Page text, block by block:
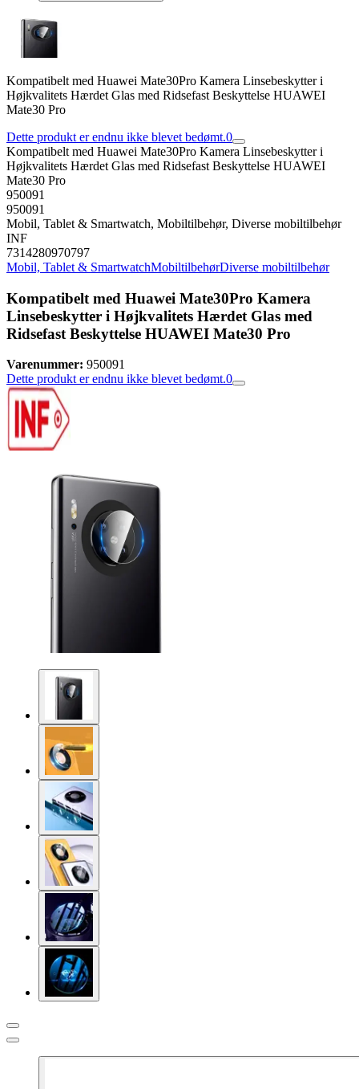
Kompatibelt med Huawei Mate30Pro Kamera Linsebeskytter i
Højkvalitets Hærdet Glas med Ridsefast Beskyttelse HUAWEI
Mate30 Pro
Dette produkt er endnu ikke blevet bedømt.0
Kompatibelt med Huawei Mate30Pro Kamera Linsebeskytter i
Højkvalitets Hærdet Glas med Ridsefast Beskyttelse HUAWEI
Mate30 Pro
950091
950091
Mobil, Tablet & Smartwatch, Mobiltilbehør, Diverse mobiltilbehør
INF
7314280970797
Mobil, Tablet & SmartwatchMobiltilbehørDiverse mobiltilbehør
Kompatibelt med Huawei Mate30Pro Kamera
Linsebeskytter i Højkvalitets Hærdet Glas med
Ridsefast Beskyttelse HUAWEI Mate30 Pro
Varenummer: 950091
Dette produkt er endnu ikke blevet bedømt.0